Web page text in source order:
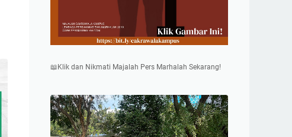
📖Klik dan Nikmati Majalah Pers Marhalah Sekarang!